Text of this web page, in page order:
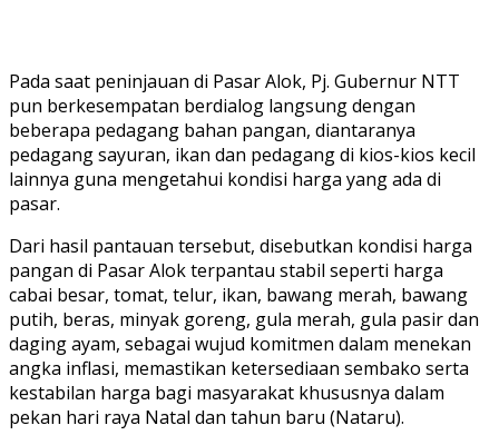
Pada saat peninjauan di Pasar Alok, Pj. Gubernur NTT
pun berkesempatan berdialog langsung dengan
beberapa pedagang bahan pangan, diantaranya
pedagang sayuran, ikan dan pedagang di kios-kios kecil
lainnya guna mengetahui kondisi harga yang ada di
pasar.
Dari hasil pantauan tersebut, disebutkan kondisi harga
pangan di Pasar Alok terpantau stabil seperti harga
cabai besar, tomat, telur, ikan, bawang merah, bawang
putih, beras, minyak goreng, gula merah, gula pasir dan
daging ayam, sebagai wujud komitmen dalam menekan
angka inflasi, memastikan ketersediaan sembako serta
kestabilan harga bagi masyarakat khususnya dalam
pekan hari raya Natal dan tahun baru (Nataru).